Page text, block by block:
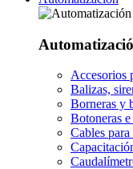
Accesorios
Balizas,
Borneras y
Botoneras
Cables para